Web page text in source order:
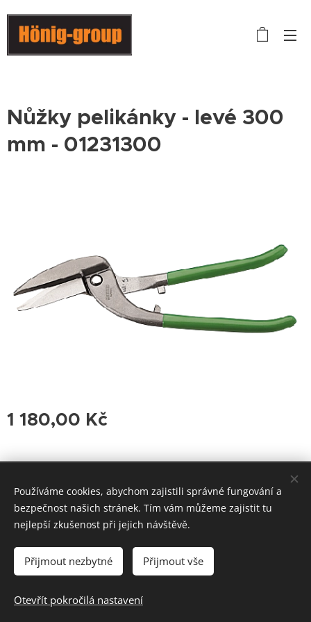
Nůžky pelikánky - levé 300
mm - 01231300
1 180,00 Kč
Do košíku
honiggroup@seznam.cz, info@honiggroup.cz ,
Tel: +420 607 937 364, +420 728 279 354
Používáme cookies, abychom zajistili správné fungování a
bezpečnost našich stránek. Tím vám můžeme zajistit tu
nejlepší zkušenost při jejich návštěvě.
Přijmout nezbytné Přijmout vše
Otevřít pokročilá nastavení